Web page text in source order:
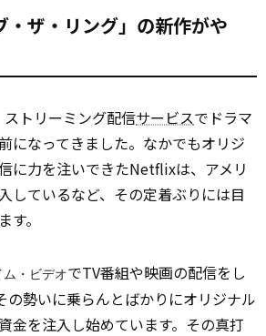
・ザ・リング」の新作がや
トリーミング配信サービスでドラマ
になってきました。なかでもオリジ
に力を注いできたNetflixは、アメリ
しているなど、その定着ぶりには目
。
・ビデオでTV番組や映画の配信をし
の勢いに乗らんとばかりにオリジナル
金を注入し始めています。その真打